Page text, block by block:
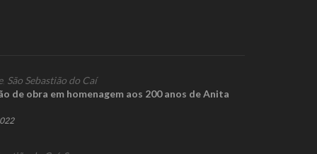
, São Sebastião do Caí
de obra em homenagem aos 200 anos de Anita